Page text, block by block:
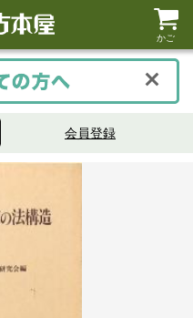
かご
会員登録